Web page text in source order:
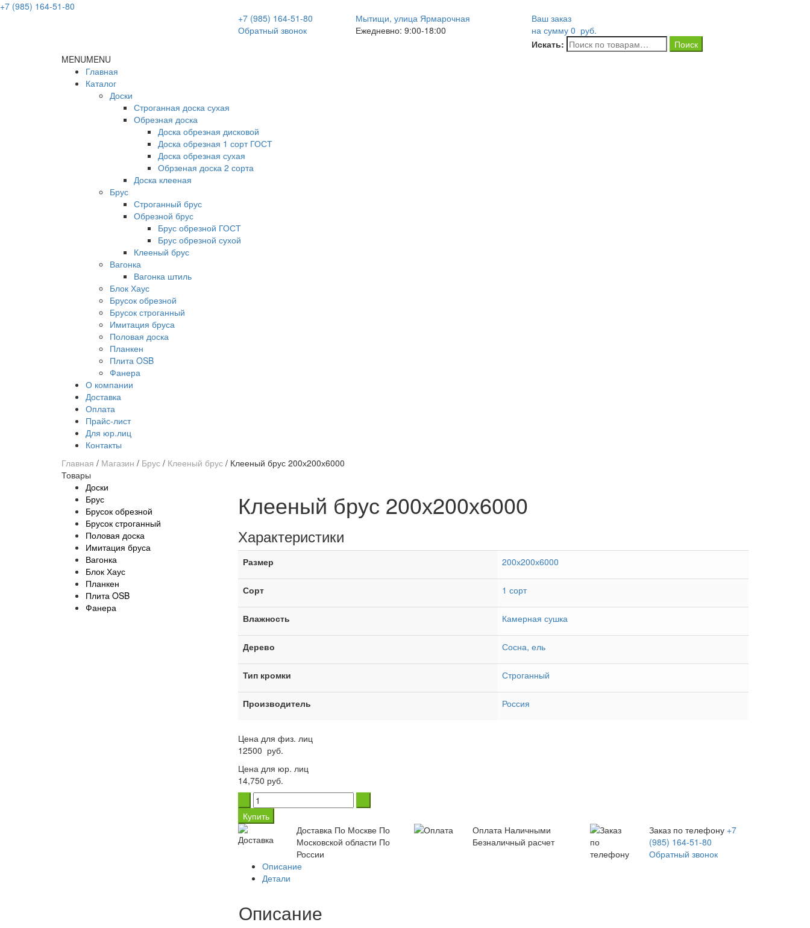
+7 (985) 164-51-80
+7 (985) 164-51-80
Обратный звонок
Мытищи, улица Ярмарочная
Ежедневно: 9:00-18:00
Ваш заказ
на сумму 0 руб.
Искать:
MENUMENU
Главная
Каталог
Доски
Строганная доска сухая
Обрезная доска
Доска обрезная дисковой
Доска обрезная 1 сорт ГОСТ
Доска обрезная сухая
Обрзеная доска 2 сорта
Доска клееная
Брус
Строганный брус
Обрезной брус
Брус обрезной ГОСТ
Брус обрезной сухой
Клееный брус
Вагонка
Вагонка штиль
Блок Хаус
Брусок обрезной
Брусок строганный
Имитация бруса
Половая доска
Планкен
Плита OSB
Фанера
О компании
Доставка
Оплата
Прайс-лист
Для юр.лиц
Контакты
Главная / Магазин / Брус / Клееный брус / Клееный брус 200х200х6000
Товары
Доски
Брус
Брусок обрезной
Брусок строганный
Половая доска
Имитация бруса
Вагонка
Блок Хаус
Планкен
Плита OSB
Фанера
Клееный брус 200х200х6000
Характеристики
Размер 200х200х6000
Сорт 1 сорт
Влажность Камерная сушка
Дерево Сосна, ель
Тип кромки Строганный
Производитель Россия
Цена для физ. лиц
12500 руб.
Цена для юр. лиц
14,750 руб.
Купить
Доставка По Москве По
Московской области По
России
Оплата Наличными
Безналичный расчет
Заказ по телефону +7
(985) 164-51-80
Обратный звонок
Описание
Детали
Описание